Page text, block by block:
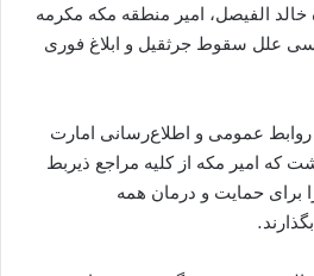
خالد الفیصل، امیر منطقه مکه مکرمه
علل سقوط جرثقیل و ابلاغ فوری
عمومی و اطلاع‌رسانی امارت
که امیر مکه از کلیه مراجع ذیربط
برای حمایت و درمان همه